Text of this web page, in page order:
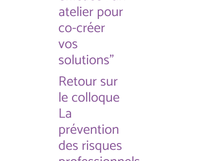
atelier pour
co-créer
vos
solutions"
Retour sur
le colloque
La
prévention
des risques